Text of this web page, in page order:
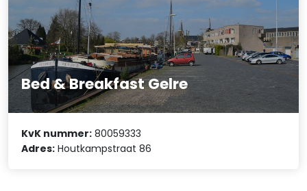
Bed & Breakfast Gelre
KvK nummer: 80059333
Adres: Houtkampstraat 86